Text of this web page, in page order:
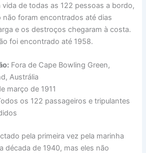
de todas as 122 pessoas a bordo,
não foram encontrados até dias
e os destroços chegaram à costa.
foi encontrado até 1958.
Fora de Cape Bowling Green,
Austrália
março de 1911
os 122 passageiros e tripulantes
pela primeira vez pela marinha
década de 1940, mas eles não